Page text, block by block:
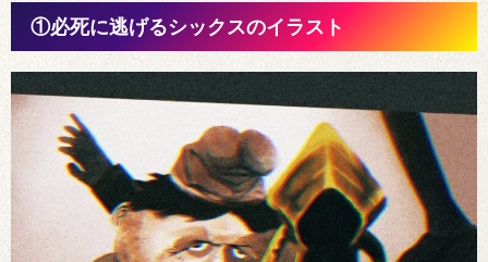
①必死に逃げるシックスのイラスト